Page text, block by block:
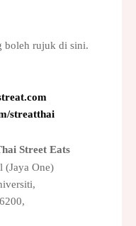
boleh rujuk di sini.
streatthai
Street Eats
(Jaya One)